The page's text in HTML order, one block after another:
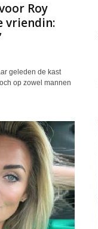
Roy
vriendin:
geleden de kast
op zowel mannen